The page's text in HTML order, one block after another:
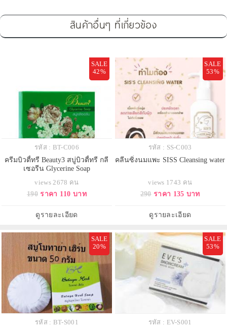
สินค้าอื่นๆ ที่เกี่ยวข้อง
SALE
42%
รหัส : BT-C006
ครีมบิวตี้ทรี Beauty3 สบู่บิวตี้ทรี กลี
เซอรีน Glycerine Soap
views 2678 คน
190 ราคา 110 บาท
ดูรายละเอียด
SALE
53%
รหัส : SS-C003
คลีนซิ่งนมแพะ SISS Cleansing water
views 1743 คน
290 ราคา 135 บาท
ดูรายละเอียด
SALE
20%
รหัส : BT-S001
SALE
53%
รหัส : EV-S001